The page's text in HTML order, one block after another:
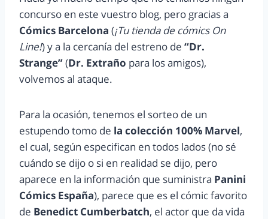
concurso en este vuestro blog, pero gracias a
Cómics Barcelona (¡Tu tienda de cómics On
Line!) y a la cercanía del estreno de “Dr.
Strange”(Dr. Extraño para los amigos),
volvemos al ataque.
Para la ocasión, tenemos el sorteo de un
estupendo tomo de la colección 100% Marvel,
el cual, según especifican en todos lados (no sé
cuándo se dijo o si en realidad se dijo, pero
aparece en la información que suministra Panini
Cómics España), parece que es el cómic favorito
de Benedict Cumberbatch, el actor que da vida